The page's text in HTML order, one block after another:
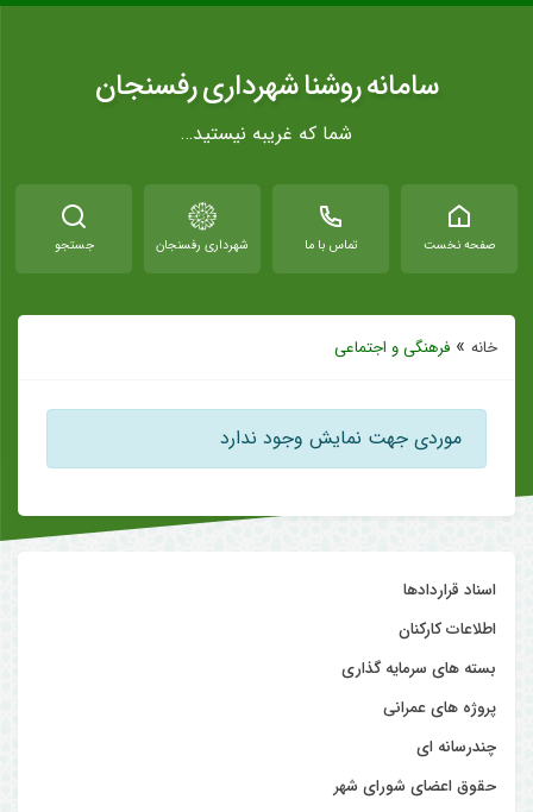
سامانه روشنا شهرداری رفسنجان
شما که غریبه نیستید…
صفحه نخست تماس با ما شهرداری رفسنجان جستجو
خانه » فرهنگی و اجتماعی
موردی جهت نمایش وجود ندارد
اسناد قراردادها
اطلاعات کارکنان
بسته های سرمایه گذاری
پروژه های عمرانی
چندرسانه ای
حقوق اعضای شورای شهر